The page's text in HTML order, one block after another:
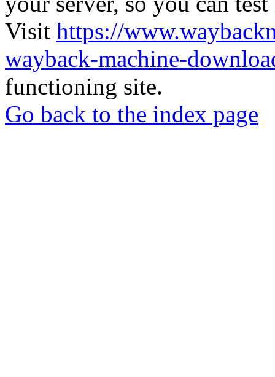
Visit https://
wayback-machine-
functioning site.
Go back to the index page